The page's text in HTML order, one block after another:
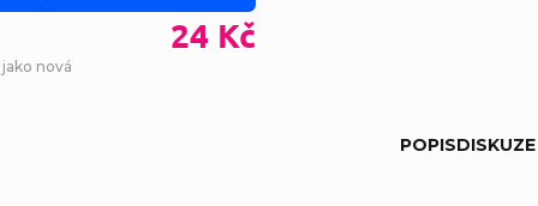
24 Kč
nová
POPISDISKUZE